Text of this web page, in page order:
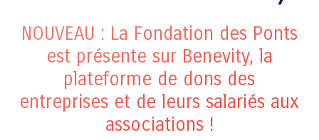
NOUVEAU : La Fondation des Ponts
est présente sur Benevity, la
plateforme de dons des
entreprises et de leurs salariés aux
associations !